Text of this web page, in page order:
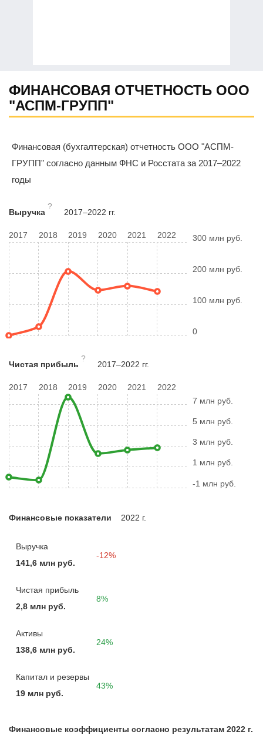
ФИНАНСОВАЯ ОТЧЕТНОСТЬ ООО
"АСПМ-ГРУПП"
Финансовая (бухгалтерская) отчетность ООО "АСПМ-
ГРУПП" согласно данным ФНС и Росстата за 2017–2022
годы
Выручка
?
2017–2022 гг.
2017 2018 2019 2020 2021 2022
0
100 млн руб.
200 млн руб.
300 млн руб.
Чистая прибыль
?
2017–2022 гг.
2017 2018 2019 2020 2021 2022
-1 млн руб.
1 млн руб.
3 млн руб.
5 млн руб.
7 млн руб.
Финансовые показатели 2022 г.
Выручка
141,6 млн руб.
-12%
Чистая прибыль
2,8 млн руб.
8%
Активы
138,6 млн руб.
24%
Капитал и резервы
19 млн руб.
43%
Финансовые коэффициенты согласно результатам 2022 г.